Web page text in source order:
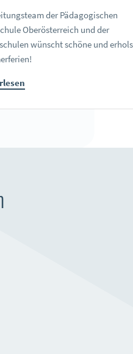
der Pädagogischen
Oberösterreich und der
wünscht schöne und